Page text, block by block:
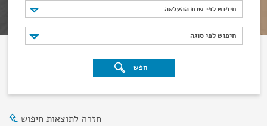
חיפוש לפי שנת ההעלאה
חיפוש לפי שנת ההעלאה
חיפוש לפי סוגה
חיפוש לפי סוגה
חפש
חזרה לתוצאות חיפוש